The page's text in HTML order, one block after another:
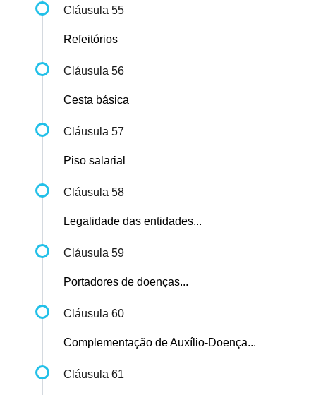
Cláusula 55
Refeitórios
Cláusula 56
Cesta básica
Cláusula 57
Piso salarial
Cláusula 58
Legalidade das entidades...
Cláusula 59
Portadores de doenças...
Cláusula 60
Complementação de Auxílio-Doença...
Cláusula 61